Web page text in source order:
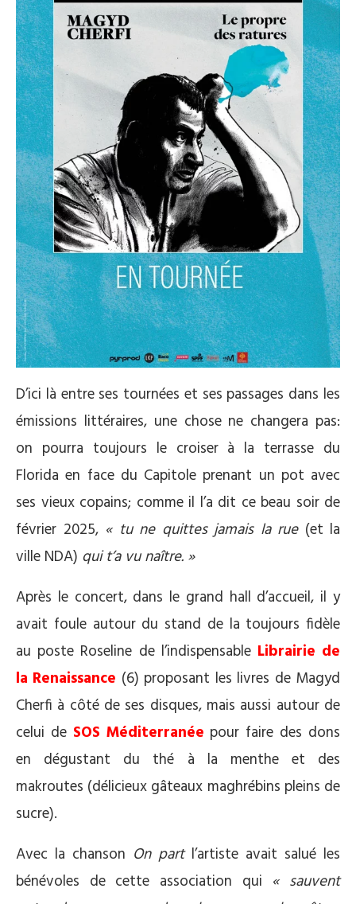
D’ici là entre ses tournées et ses passages dans les
émissions littéraires, une chose ne changera pas:
on pourra toujours le croiser à la terrasse du
Florida en face du Capitole prenant un pot avec
ses vieux copains; comme il l’a dit ce beau soir de
février 2025, « tu ne quittes jamais la rue (et la
ville NDA) qui t’a vu naître. »
Après le concert, dans le grand hall d’accueil, il y
avait foule autour du stand de la toujours fidèle
au poste Roseline de l’indispensable Librairie de
la Renaissance (6) proposant les livres de Magyd
Cherfi à côté de ses disques, mais aussi autour de
celui de SOS Méditerranée pour faire des dons
en dégustant du thé à la menthe et des
makroutes (délicieux gâteaux maghrébins pleins de
sucre).
Avec la chanson On partl’artiste avait salué les
bénévoles de cette association qui « sauvent